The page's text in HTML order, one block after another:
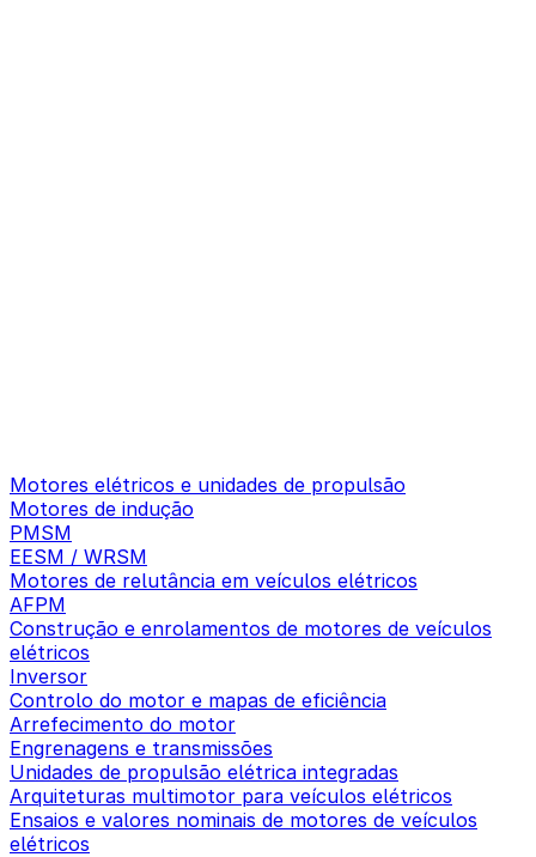
Motores elétricos e unidades de propulsão
Motores de indução
PMSM
EESM / WRSM
Motores de relutância em veículos elétricos
AFPM
Construção e enrolamentos de motores de veículos
elétricos
Inversor
Controlo do motor e mapas de eficiência
Arrefecimento do motor
Engrenagens e transmissões
Unidades de propulsão elétrica integradas
Arquiteturas multimotor para veículos elétricos
Ensaios e valores nominais de motores de veículos
elétricos